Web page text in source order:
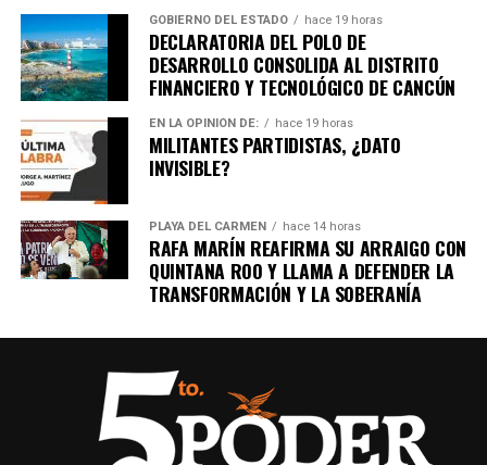
GOBIERNO DEL ESTADO hace 19 horas
DECLARATORIA DEL POLO DE
DESARROLLO CONSOLIDA AL DISTRITO
FINANCIERO Y TECNOLÓGICO DE CANCÚN
EN LA OPINIÓN DE: hace 19 horas
MILITANTES PARTIDISTAS, ¿DATO
INVISIBLE?
PLAYA DEL CARMEN hace 14 horas
RAFA MARÍN REAFIRMA SU ARRAIGO CON
QUINTANA ROO Y LLAMA A DEFENDER LA
TRANSFORMACIÓN Y LA SOBERANÍA